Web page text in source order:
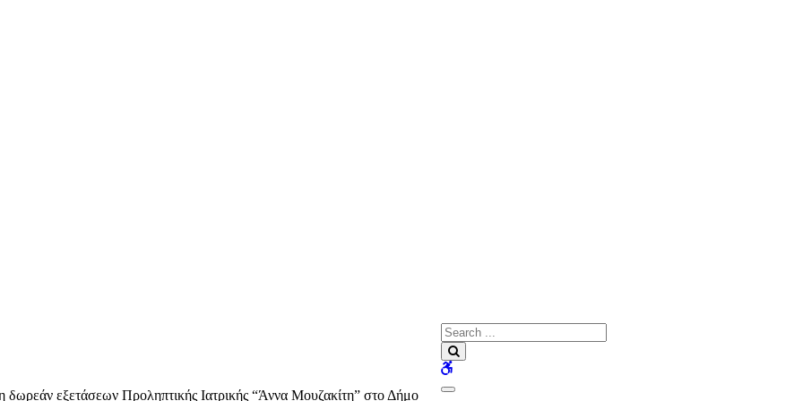
Search
for:
buttons
εξετάσεων Προληπτικής Ιατρικής “Άννα Μουζακίτη” στο Δήμο